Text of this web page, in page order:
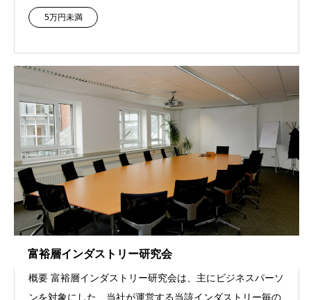
5万円未満
富裕層インダストリー研究会
概要 富裕層インダストリー研究会は、主にビジネスパーソ
ンを対象にした、当社が運営する当該インダストリー毎の